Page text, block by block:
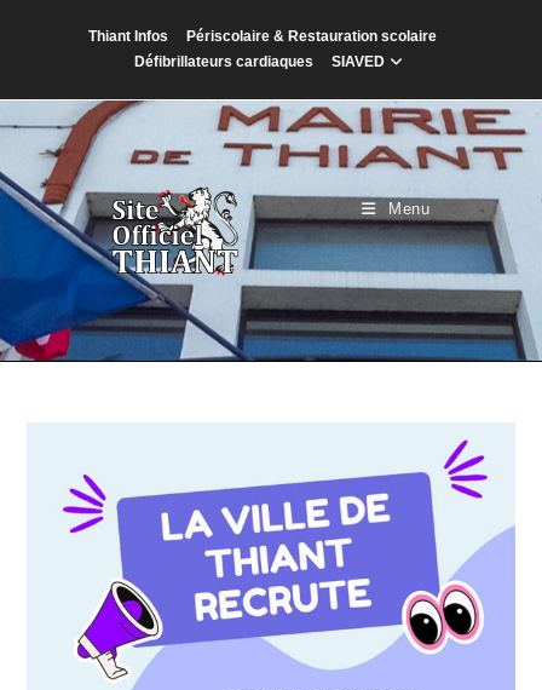
Thiant Infos
Périscolaire & Restauration scolaire
Défibrillateurs cardiaques
SIAVED
Menu